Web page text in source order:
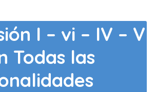
I – vi – IV – V
Todas las